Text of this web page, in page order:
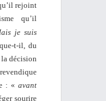
rejoint
qu’il
je suis
t-il, du
décision
: « avant
sourire